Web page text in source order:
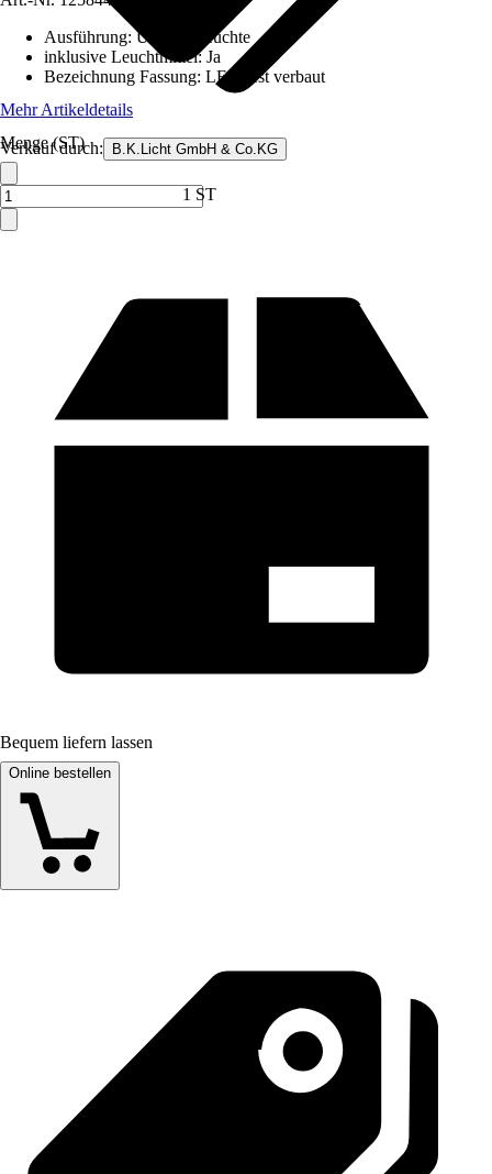
Verkauf durch: B.K.Licht GmbH & Co.KG
Ausführung:Unterbauleuchte
inklusive Leuchtmittel:Ja
Bezeichnung Fassung: LED fest verbaut
Mehr Artikeldetails
Menge (ST)
1 ST
Bequem liefern lassen
Online bestellen